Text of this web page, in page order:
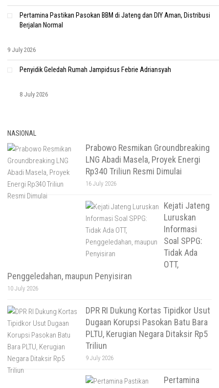
Pertamina Pastikan Pasokan BBM di Jateng dan DIY Aman, Distribusi
Berjalan Normal
9 July 2026
Penyidik Geledah Rumah Jampidsus Febrie Adriansyah
8 July 2026
NASIONAL
Prabowo Resmikan Groundbreaking
LNG Abadi Masela, Proyek Energi
Rp340 Triliun Resmi Dimulai
16 July 2026
Kejati Jateng
Luruskan
Informasi
Soal SPPG:
Tidak Ada
OTT,
Penggeledahan, maupun Penyisiran
10 July 2026
DPR RI Dukung Kortas Tipidkor Usut
Dugaan Korupsi Pasokan Batu Bara
PLTU, Kerugian Negara Ditaksir Rp5
Triliun
9 July 2026
Pertamina